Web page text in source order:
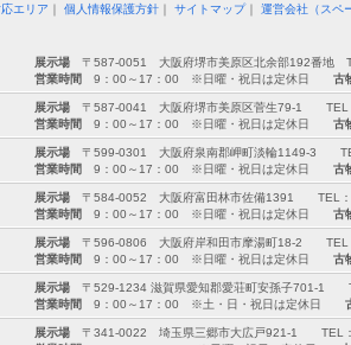
エリア 個人情報保護方針｜ サイトマップ｜ 運営会社（スペ
展示場 〒587-0051 大阪府堺市美原区北余部192番地
営業時間 9：00～17：00 ※日曜・祝日は定休日 古
展示場 〒587-0041 大阪府堺市美原区菅生79-1 TEL
営業時間 9：00～17：00 ※日曜・祝日は定休日 古
展示場 〒599-0301 大阪府泉南郡岬町淡輪1149-3
営業時間 9：00～17：00 ※日曜・祝日は定休日 古
展示場 〒584-0052 大阪府富田林市佐備1391 TEL：
営業時間 9：00～17：00 ※日曜・祝日は定休日 古
展示場 〒596-0806 大阪府岸和田市摩湯町18-2 TEL
営業時間 9：00～17：00 ※日曜・祝日は定休日 古
展示場 〒529-1234 滋賀県愛知郡愛荘町安孫子701-1
営業時間 9：00～17：00 ※土・日・祝日は定休日
展示場 〒341-0022 埼玉県三郷市大広戸921-1 TEL